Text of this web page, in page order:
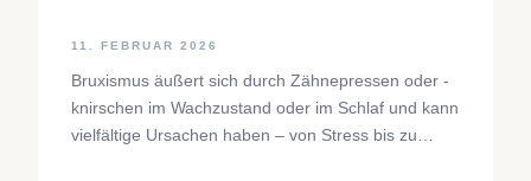
11. FEBRUAR 2026
Bruxismus äußert sich durch Zähnepressen oder -
knirschen im Wachzustand oder im Schlaf und kann
vielfältige Ursachen haben – von Stress bis zu